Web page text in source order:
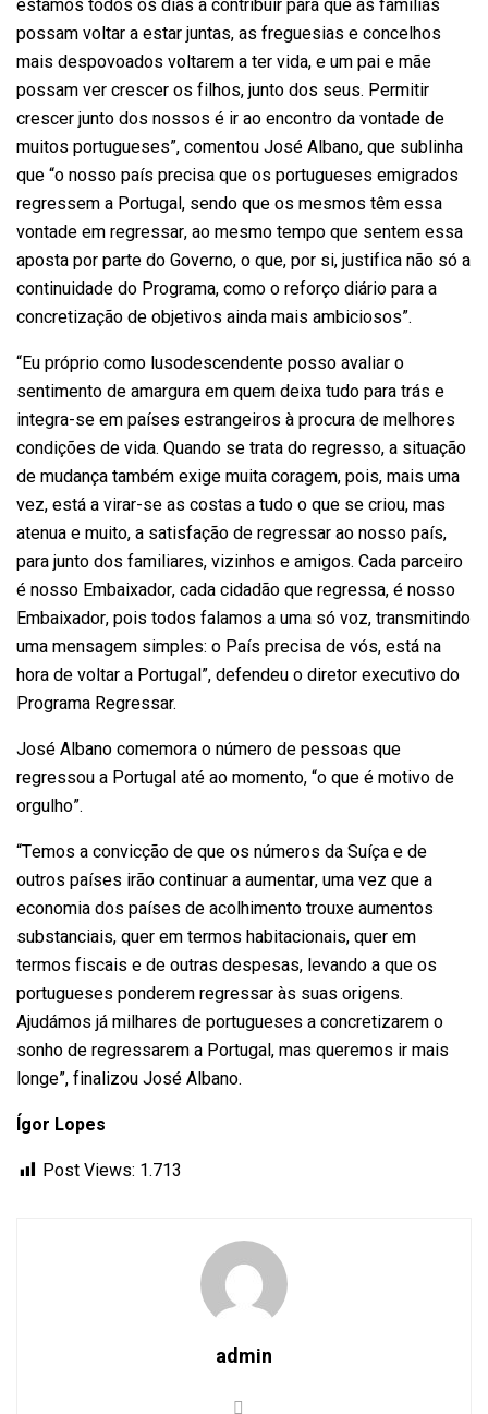
possam voltar a estar juntas, as freguesias e concelhos
mais despovoados voltarem a ter vida, e um pai e mãe
possam ver crescer os filhos, junto dos seus. Permitir
crescer junto dos nossos é ir ao encontro da vontade de
muitos portugueses”, comentou José Albano, que sublinha
que “o nosso país precisa que os portugueses emigrados
regressem a Portugal, sendo que os mesmos têm essa
vontade em regressar, ao mesmo tempo que sentem essa
aposta por parte do Governo, o que, por si, justifica não só a
continuidade do Programa, como o reforço diário para a
concretização de objetivos ainda mais ambiciosos”.
“Eu próprio como lusodescendente posso avaliar o
sentimento de amargura em quem deixa tudo para trás e
integra-se em países estrangeiros à procura de melhores
condições de vida. Quando se trata do regresso, a situação
de mudança também exige muita coragem, pois, mais uma
vez, está a virar-se as costas a tudo o que se criou, mas
atenua e muito, a satisfação de regressar ao nosso país,
para junto dos familiares, vizinhos e amigos. Cada parceiro
é nosso Embaixador, cada cidadão que regressa, é nosso
Embaixador, pois todos falamos a uma só voz, transmitindo
uma mensagem simples: o País precisa de vós, está na
hora de voltar a Portugal”, defendeu o diretor executivo do
Programa Regressar.
José Albano comemora o número de pessoas que
regressou a Portugal até ao momento, “o que é motivo de
orgulho”.
“Temos a convicção de que os números da Suíça e de
outros países irão continuar a aumentar, uma vez que a
economia dos países de acolhimento trouxe aumentos
substanciais, quer em termos habitacionais, quer em
termos fiscais e de outras despesas, levando a que os
portugueses ponderem regressar às suas origens.
Ajudámos já milhares de portugueses a concretizarem o
sonho de regressarem a Portugal, mas queremos ir mais
longe”, finalizou José Albano.
Ígor Lopes
Post Views: 1.713
admin